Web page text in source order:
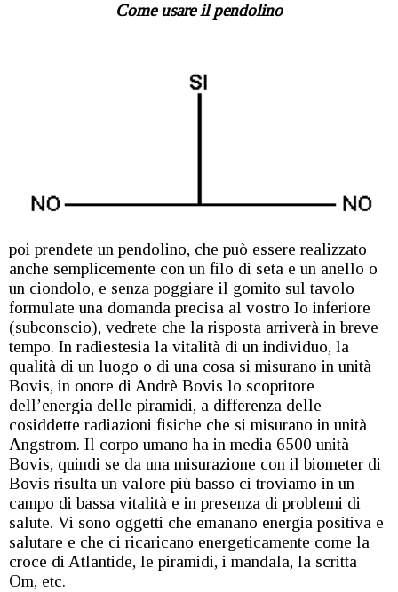
Come usare il pendolino
poi prendete un pendolino, che può essere realizzato
anche semplicemente con un filo di seta e un anello o
un ciondolo, e senza poggiare il gomito sul tavolo
formulate una domanda precisa al vostro Io inferiore
(subconscio), vedrete che la risposta arriverà in breve
tempo. In radiestesia la vitalità di un individuo, la
qualità di un luogo o di una cosa si misurano in unità
Bovis, in onore di Andrè Bovis lo scopritore
dell’energia delle piramidi, a differenza delle
cosiddette radiazioni fisiche che si misurano in unità
Angstrom. Il corpo umano ha in media 6500 unità
Bovis, quindi se da una misurazione con il biometer di
Bovis risulta un valore più basso ci troviamo in un
campo di bassa vitalità e in presenza di problemi di
salute. Vi sono oggetti che emanano energia positiva e
salutare e che ci ricaricano energeticamente come la
croce di Atlantide, le piramidi, i mandala, la scritta
Om, etc.